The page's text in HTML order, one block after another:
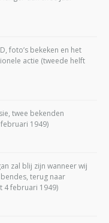
foto’s bekeken en het
actie (tweede helft
twee bekenden
1949)
zal blij zijn wanneer wij
terug naar
4 februari 1949)